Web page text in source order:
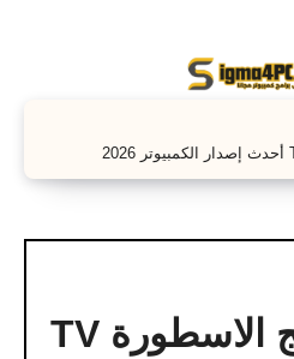
تحميل برنامج الاسطورة TV